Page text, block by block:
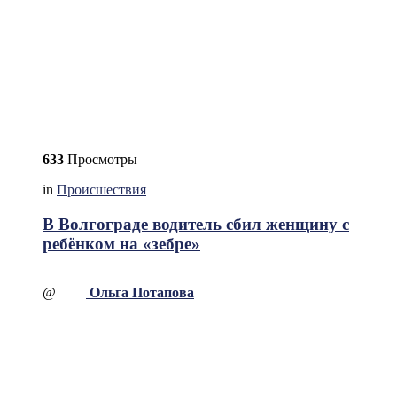
633 Просмотры
in Происшествия
В Волгограде водитель сбил женщину с
ребёнком на «зебре»
@ Ольга Потапова